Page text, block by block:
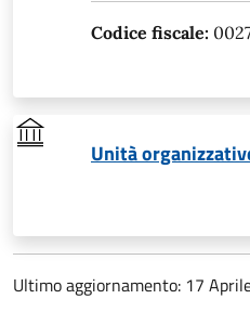
Codice fiscale:
Unità
Ultimo aggiornamento: 17